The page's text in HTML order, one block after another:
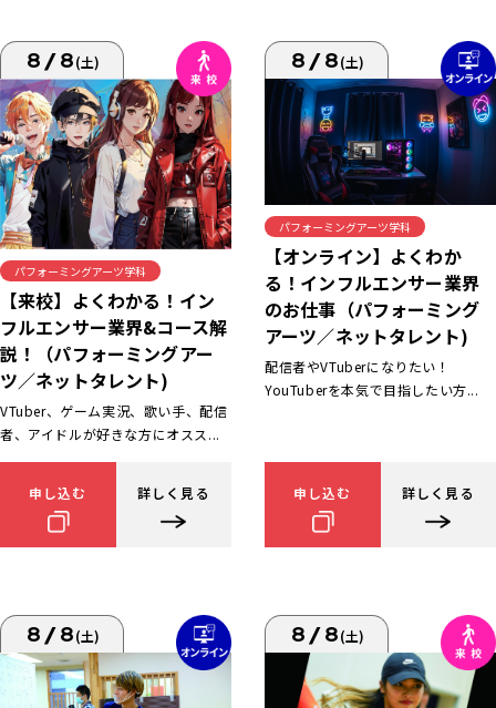
8/8(土)
パフォーミングアーツ学科
【来校】よくわかる！イン
フルエンサー業界&コース解
説！（パフォーミングアー
ツ／ネットタレント)
VTuber、ゲーム実況、歌い手、配信
者、アイドルが好きな方にオスス...
申し込む 詳しく見る
8/8(土)
パフォーミングアーツ学科
【オンライン】よくわか
る！インフルエンサー業界
のお仕事（パフォーミング
アーツ／ネットタレント)
配信者やVTuberになりたい！
YouTuberを本気で目指したい方...
申し込む 詳しく見る
8/8(土) 8/8(土)